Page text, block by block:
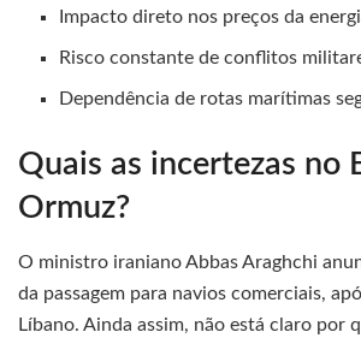
Impacto direto nos preços da
Risco constante de conflitos
Dependência de rotas marítimas
Quais as incertezas no
Ormuz?
O ministro iraniano Abbas Araghchi
da passagem para navios comerciais,
Líbano. Ainda assim, não está claro por